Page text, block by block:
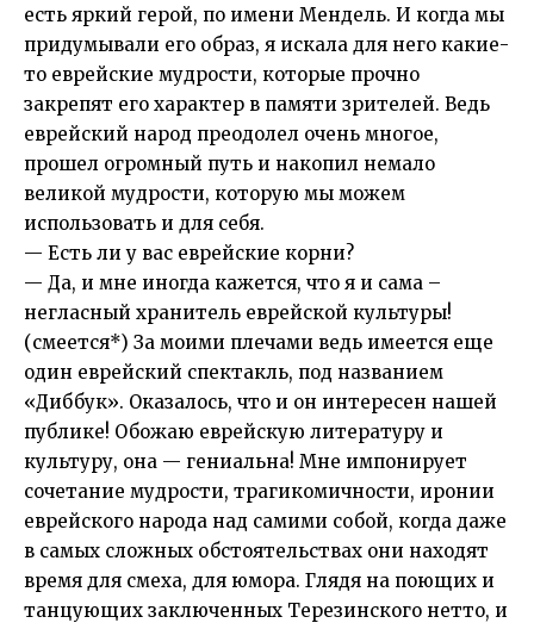
есть яркий герой, по имени Мендель. И когда мы
придумывали его образ, я искала для него какие-
то еврейские мудрости, которые прочно
закрепят его характер в памяти зрителей. Ведь
еврейский народ преодолел очень многое,
прошел огромный путь и накопил немало
великой мудрости, которую мы можем
использовать и для себя.
— Есть ли у вас еврейские корни?
— Да, и мне иногда кажется, что я и сама –
негласный хранитель еврейской культуры!
(смеется*) За моими плечами ведь имеется еще
один еврейский спектакль, под названием
«Диббук». Оказалось, что и он интересен нашей
публике! Обожаю еврейскую литературу и
культуру, она — гениальна! Мне импонирует
сочетание мудрости, трагикомичности, иронии
еврейского народа над самими собой, когда даже
в самых сложных обстоятельствах они находят
время для смеха, для юмора. Глядя на поющих и
танцующих заключенных Терезинского нетто, и